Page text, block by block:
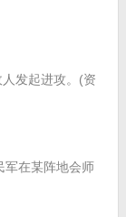
发起进攻。(资
军在某阵地会师